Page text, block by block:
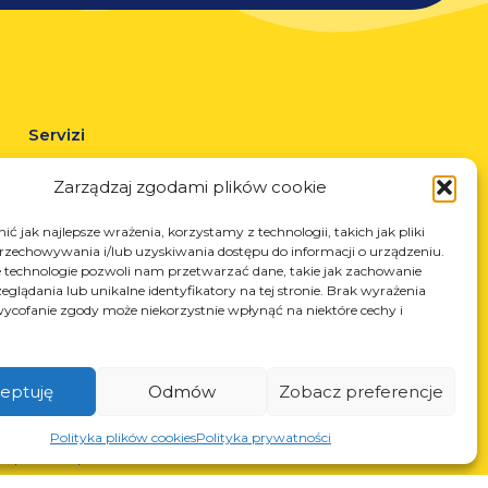
Zarządzaj zgodami plików cookie
jak najlepsze wrażenia, korzystamy z technologii, takich jak pliki
i/lub uzyskiwania dostępu do informacji o urządzeniu.
technologie pozwoli nam przetwarzać dane, takie jak zachowanie
lub unikalne identyfikatory na tej stronie. Brak wyrażenia
zgody może niekorzystnie wpłynąć na niektóre cechy i
Odmów Zobacz preferencje
Polityka plików cookiesPolityka prywatności
Servizi
Verniciatura a polvere
Saldatura automatica e manuale
Sąd Rejonowy dla Krakowa-Śródmieścia z dnia 22.02.2002r. D-